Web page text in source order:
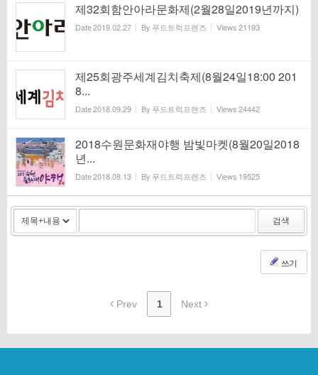
제32회함안아라문화제(2월28일2019년까지)
Date2019.02.27 By 푸드트럭프렌즈 Views21193
제25회광주세계김치축제(8월24일18:00 201
8...
Date2018.09.29 By 푸드트럭프렌즈 Views24442
2018수원문화재야행 밤빛마켓(8월20일2018
년...
Date2018.08.13 By 푸드트럭프렌즈 Views 19525
검색
쓰기
Prev 1 Next